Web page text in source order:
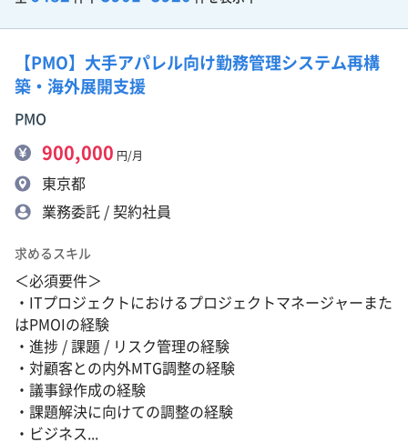
【PMO】大手アパレル向け勤務管理システム再構
築・海外展開支援
PMO
900,000 円/月
東京都
業務委託 / 契約社員
求めるスキル
＜必須要件＞
・ITプロジェクトにおけるプロジェクトマネージャーまた
はPMOIの経験
・進捗 / 課題 / リスク管理の経験
・対顧客との内外MTG調整の経験
・議事録作成の経験
・課題解決に向けての調整の経験
・ビジネス...